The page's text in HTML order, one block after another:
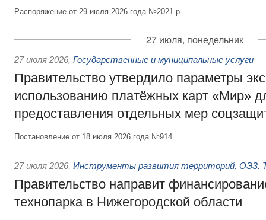
Распоряжение от 29 июля 2026 года №2021-р
27 июля, понедельник
27 июля 2026, Государственные и муниципальные услуги
Правительство утвердило параметры
использованию платёжных карт «Мир»
предоставления отдельных мер
Постановление от 18 июля 2026 года №914
27 июля 2026, Инструменты развития территорий. ОЭЗ.
Правительство направит
технопарка в Нижегородской области